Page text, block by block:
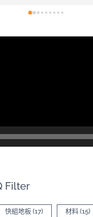
，內容有詳細介紹產品差異
Filter
快組地板 (17) 材料 (15)